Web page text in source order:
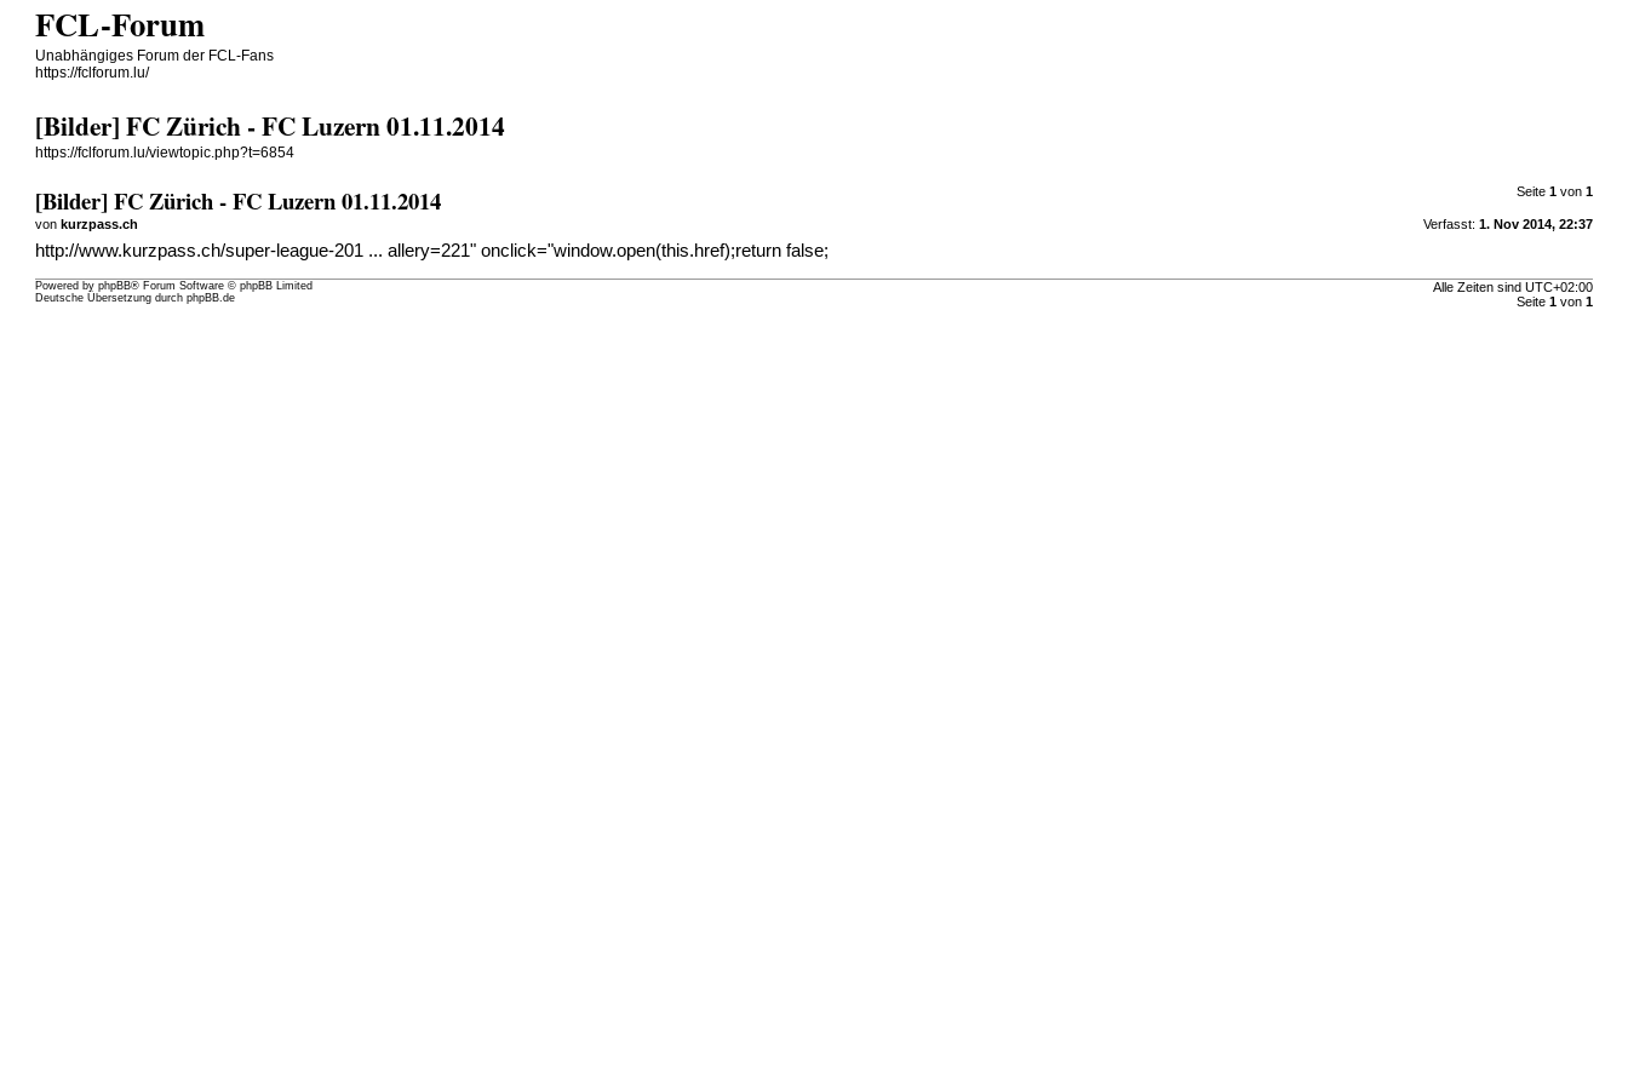
FCL-Forum
Unabhängiges Forum der FCL-Fans
https://fclforum.lu/
[Bilder] FC Zürich - FC Luzern 01.11.2014
https://fclforum.lu/viewtopic.php?t=6854
Seite 1von 1
[Bilder] FC Zürich - FC Luzern 01.11.2014
Verfasst: 1. Nov 2014, 22:37
vonkurzpass.ch
http://www.kurzpass.ch/super-league-201 ... allery=221" onclick="window.open(this.href);return false;
Alle Zeiten sind UTC+02:00
Seite 1von 1
Powered byphpBB® Forum Software © phpBB Limited
Deutsche Übersetzung durchphpBB.de